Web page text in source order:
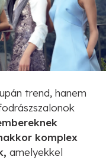
trend, hanem
komplex
amelyekkel